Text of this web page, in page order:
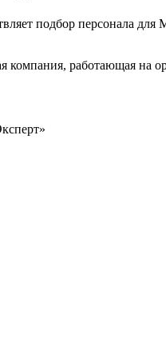
подбор персонала для
работающая на